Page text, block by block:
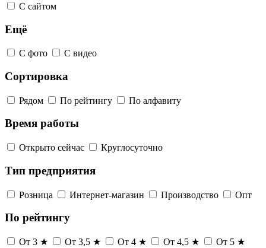
С сайтом
Ещё
С фото С видео
Сортировка
Рядом По рейтингу По алфавиту
Время работы
Открыто сейчас Круглосуточно
Тип предприятия
Розница Интернет-магазин Производство Опт
По рейтингу
От 3 ★ От 3,5 ★ От 4 ★ От 4,5 ★ От 5 ★